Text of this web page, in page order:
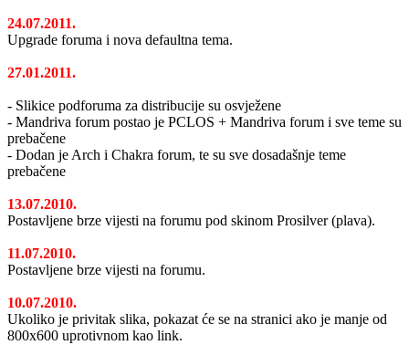
24.07.2011.
Upgrade foruma i nova defaultna tema.
27.01.2011.
- Slikice podforuma za distribucije su osvježene
- Mandriva forum postao je PCLOS + Mandriva forum i sve teme su
prebačene
- Dodan je Arch i Chakra forum, te su sve dosadašnje teme
prebačene
13.07.2010.
Postavljene brze vijesti na forumu pod skinom Prosilver (plava).
11.07.2010.
Postavljene brze vijesti na forumu.
10.07.2010.
Ukoliko je privitak slika, pokazat će se na stranici ako je manje od
800x600 uprotivnom kao link.